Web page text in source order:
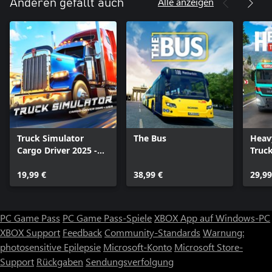
eigenen Tempo die Flughäfen erkunden und machen, was du
willst. Du kannst den Flugzeugen beim An- und Abflug
zuschauen oder mitmischen – du entscheidest!
Anderen gefällt auch
Truck Simulator
Cargo Driver 2025 -
19,99 €
The Bus
38,99 €
PC Game Pass PC Game Pass-SpieleXBOX App auf Windows-PC
XBOX Support FeedbackCommunity-Standards Warnung:
photosensitive Epilepsie Microsoft-Konto Microsoft Store-
Support Rückgaben Sendungsverfolgung